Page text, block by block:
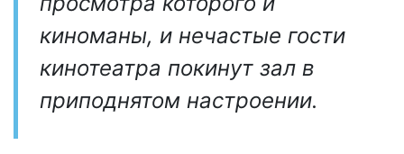
киноманы, и нечастые гости
кинотеатра покинут зал в
приподнятом настроении.